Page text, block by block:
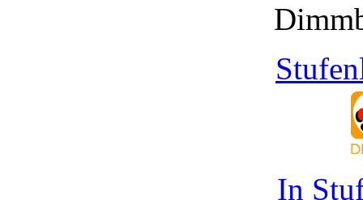
In